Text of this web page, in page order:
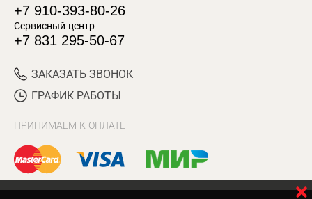
+7 910-393-80-26
Сервисный центр
+7 831 295-50-67
ЗАКАЗАТЬ ЗВОНОК
ГРАФИК РАБОТЫ
ПРИНИМАЕМ К ОПЛАТЕ